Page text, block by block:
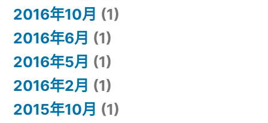
2016年10月 (1)
2016年6月 (1)
2016年5月 (1)
2016年2月 (1)
2015年10月 (1)